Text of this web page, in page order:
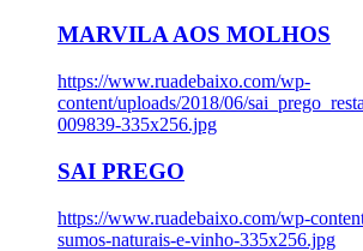
MARVILA AOS MOLHOS
https://www.ruadebaixo.com/wp-
content/uploads/2018/06/
009839-335x256.jpg
SAI PREGO
https://www.ruadebaixo.com/wp-
sumos-naturais-e-vinho-335x256.jpg